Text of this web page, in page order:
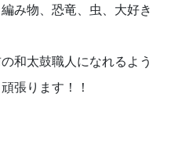
み物、恐竜、虫、大好き
和太鼓職人になれるよう
張ります！！